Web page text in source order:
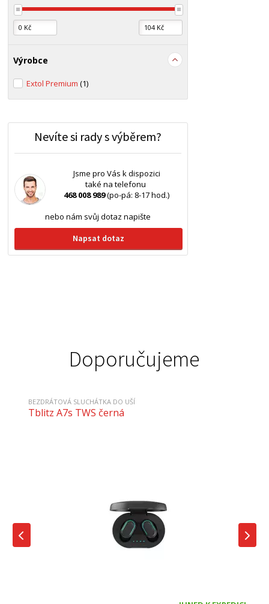
Výrobce
Extol Premium(1)
Nevíte si rady s výběrem?
Jsme pro Vás k dispozici
také na telefonu
468 008 989(po-pá: 8-17 hod.)
nebo nám svůj dotaz napište
Napsat dotaz
Doporučujeme
BEZDRÁTOVÁ SLUCHÁTKA DO UŠÍ
Tblitz A7s TWS černá